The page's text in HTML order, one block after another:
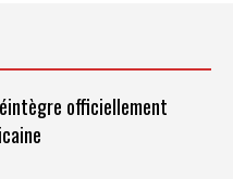
officiellement